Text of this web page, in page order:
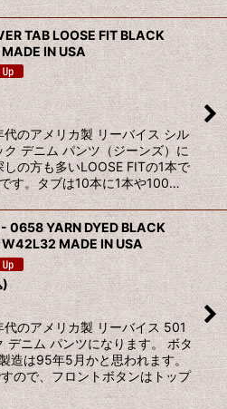
TAB LOOSE FIT BLACK
IN USA
のアメリカ製 リーバイス シル
ク デニム パンツ（ジーンズ）に
しの方も多いLOOSE FITの1本で
す。タブは10本に1本や100…
0658 YARN DYED BLACK
W42L32 MADE IN USA
)
代のアメリカ製 リーバイス 501
デニム パンツになります。 ボタ
造は95年5月かと思われます。
ので、フロントボタンはトップ